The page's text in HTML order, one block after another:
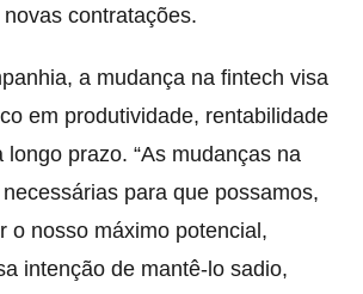
contratações.
a mudança na fintech visa
em produtividade, rentabilidade
longo prazo. “As mudanças na
para que possamos,
o nosso máximo potencial,
intenção de mantê-lo sadio,